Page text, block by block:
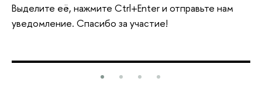
Выделите её, нажмите Ctrl+Enter и отправьте нам
уведомление. Спасибо за участие!